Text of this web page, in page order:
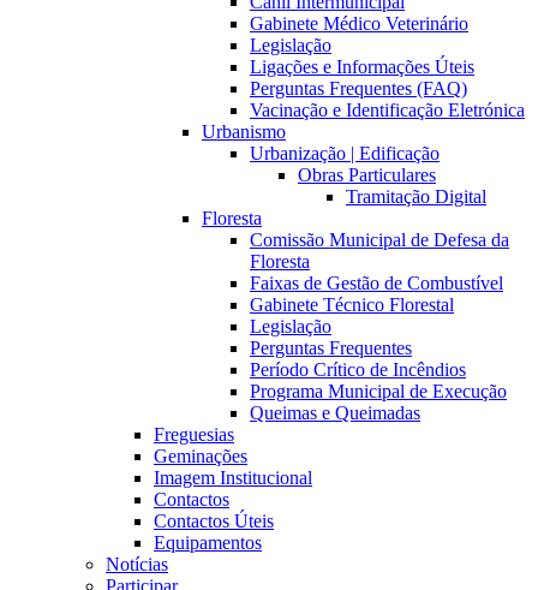
Gabinete Médico Veterinário
Legislação
Ligações e Informações Úteis
Perguntas Frequentes (FAQ)
Vacinação e Identificação Eletrónica
Urbanismo
Urbanização | Edificação
Obras Particulares
Tramitação Digital
Floresta
Comissão Municipal de Defesa da
Floresta
Faixas de Gestão de Combustível
Gabinete Técnico Florestal
Legislação
Perguntas Frequentes
Período Crítico de Incêndios
Programa Municipal de Execução
Queimas e Queimadas
Freguesias
Geminações
Imagem Institucional
Contactos
Contactos Úteis
Equipamentos
Notícias
Participar